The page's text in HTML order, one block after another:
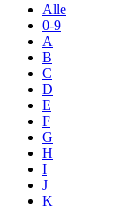
Alle
0-9
A
B
C
D
E
F
G
H
I
J
K